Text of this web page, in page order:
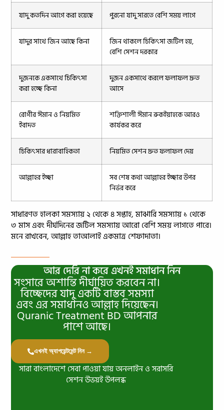
যাদু কতদিন আগে করা হয়েছে পুরনো যাদু সারতে বেশি সময় লাগে
যাদুর সাথে জিন আছে কিনা
জিন থাকলে চিকিৎসা জটিল হয়,
বেশি সেশন দরকার
দুজনকে একসাথে চিকিৎসা
করা হচ্ছে কিনা
দুজন একসাথে করলে ফলাফল দ্রুত
আসে
রোগীর ঈমান ও নিয়মিত
ইবাদত
শক্তিশালী ঈমান রুকইয়াহকে আরও
কার্যকর করে
চিকিৎসার ধারাবাহিকতা নিয়মিত সেশন দ্রুত ফলাফল দেয়
আল্লাহর ইচ্ছা
সব শেষ কথা আল্লাহর ইচ্ছার উপর
নির্ভর করে
সাধারণত হালকা সমস্যায় ২ থেকে ৪ সপ্তাহ, মাঝারি সমস্যায় ১ থেকে
৩ মাস এবং দীর্ঘদিনের জটিল সমস্যায় আরো বেশি সময় লাগতে পারে।
মনে রাখবেন, আল্লাহ তাআলাই একমাত্র শেফাদাতা।
আর দেরি না করে এখনই সমাধান নিন
সংসারে অশান্তি দীর্ঘায়িত করবেন না।
বিচ্ছেদের যাদু একটি বাস্তব সমস্যা
এবং এর সমাধানও আল্লাহ দিয়েছেন।
Quranic Treatment BD আপনার
পাশে আছে।
এখনই অ্যাপয়েন্টমেন্ট নিন →
সারা বাংলাদেশে সেবা পাওয়া যায় অনলাইন ও সরাসরি
সেশন উভয়ই উপলব্ধ